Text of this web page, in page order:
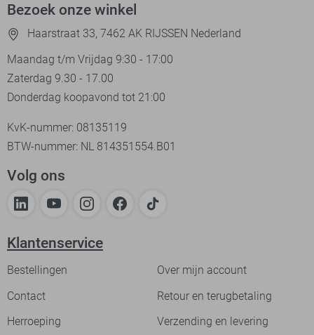
Bezoek onze winkel
Haarstraat 33, 7462 AK RIJSSEN Nederland
Maandag t/m Vrijdag 9:30 - 17:00
Zaterdag 9.30 - 17.00
Donderdag koopavond tot 21:00
KvK-nummer: 08135119
BTW-nummer: NL 814351554.B01
Volg ons
Klantenservice
Bestellingen
Over mijn account
Contact
Retour en terugbetaling
Herroeping
Verzending en levering